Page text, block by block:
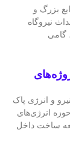
بزرگ و
نیروگاه
و انرژی پاک
انرژی‌های
ساخت داخل